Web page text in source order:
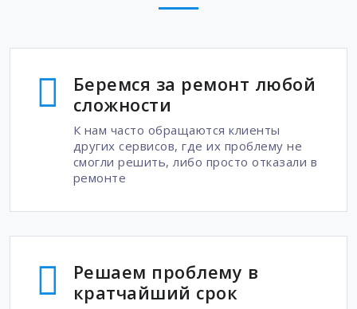
Беремся за ремонт любой
сложности
К нам часто обращаются клиенты
других сервисов, где их проблему не
смогли решить, либо просто отказали в
ремонте
Решаем проблему в
кратчайший срок